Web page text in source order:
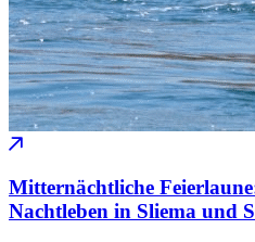
Mitternächtliche
Nachtleben in Sliema und